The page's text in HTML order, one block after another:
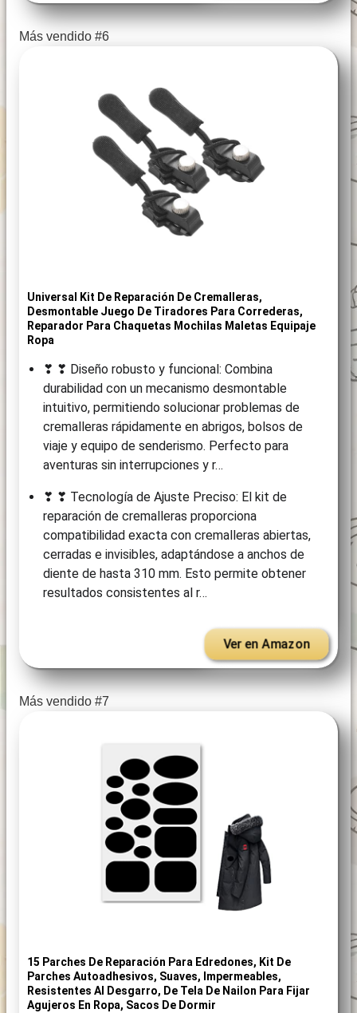
Más vendido #6
Universal Kit De Reparación De Cremalleras,
Desmontable Juego De Tiradores Para Correderas,
Reparador Para Chaquetas Mochilas Maletas Equipaje
Ropa
❣ ❣ Diseño robusto y funcional: Combina
durabilidad con un mecanismo desmontable
intuitivo, permitiendo solucionar problemas de
cremalleras rápidamente en abrigos, bolsos de
viaje y equipo de senderismo. Perfecto para
aventuras sin interrupciones y r…
❣ ❣ Tecnología de Ajuste Preciso: El kit de
reparación de cremalleras proporciona
compatibilidad exacta con cremalleras abiertas,
cerradas e invisibles, adaptándose a anchos de
diente de hasta 310 mm. Esto permite obtener
resultados consistentes al r…
Ver en Amazon
Más vendido #7
15 Parches De Reparación Para Edredones, Kit De
Parches Autoadhesivos, Suaves, Impermeables,
Resistentes Al Desgarro, De Tela De Nailon Para Fijar
Agujeros En Ropa, Sacos De Dormir